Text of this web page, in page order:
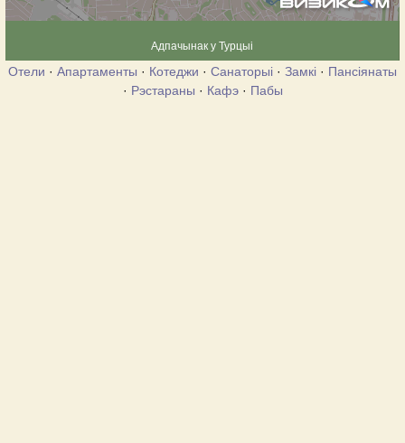
Адпачынак у Турцыі
Отели · Апартаменты · Котеджи · Санаторыі · Замкі · Пансіянаты
· Рэстараны · Кафэ· Пабы